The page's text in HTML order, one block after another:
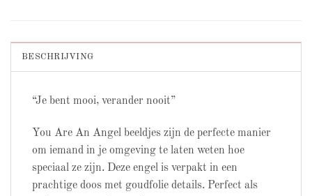
BESCHRIJVING
“Je bent mooi, verander nooit”
You Are An Angel beeldjes zijn de perfecte manier
om iemand in je omgeving te laten weten hoe
speciaal ze zijn. Deze engel is verpakt in een
prachtige doos met goudfolie details. Perfect als